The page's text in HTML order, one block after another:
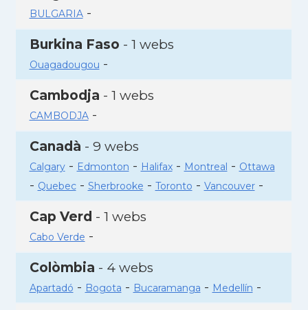
BULGARIA-
Burkina Faso - 1 webs
Ouagadougou -
Cambodja - 1 webs
CAMBODJA-
Canadà - 9 webs
Calgary- Edmonton - Halifax- Montreal - Ottawa
- Quebec- Sherbrooke - Toronto - Vancouver-
Cap Verd - 1 webs
Cabo Verde -
Colòmbia - 4 webs
Apartadó - Bogota - Bucaramanga - Medellín -